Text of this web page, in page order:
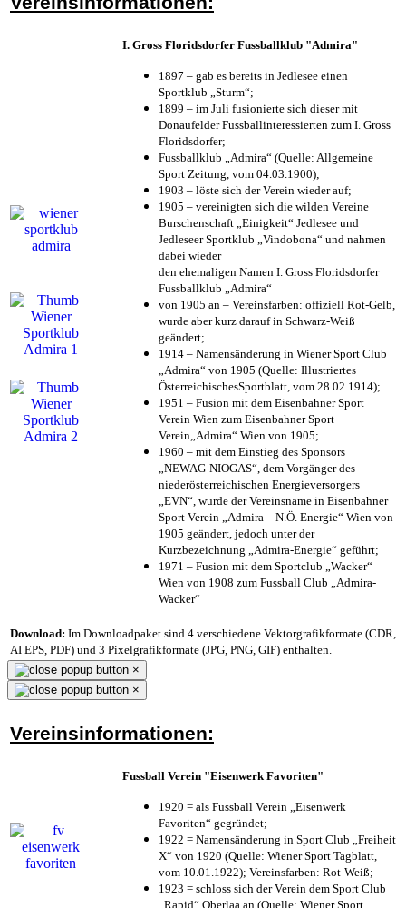
I. Gross Floridsdorfer Fussballklub "Admira"
1897 – gab es bereits in Jedlesee einen
Sportklub „Sturm“;
1899 – im Juli fusionierte sich dieser mit
Donaufelder Fussballinteressierten zum I. Gross
Floridsdorfer;
Fussballklub „Admira“ (Quelle: Allgemeine
Sport Zeitung, vom 04.03.1900);
1903 – löste sich der Verein wieder auf;
1905 – vereinigten sich die wilden Vereine
Burschenschaft „Einigkeit“ Jedlesee und
Jedleseer Sportklub „Vindobona“ und nahmen
dabei wieder
den ehemaligen Namen I. Gross Floridsdorfer
Fussballklub „Admira“
von 1905 an – Vereinsfarben: offiziell Rot-Gelb,
wurde aber kurz darauf in Schwarz-Weiß
geändert;
1914 – Namensänderung in Wiener Sport Club
„Admira“ von 1905 (Quelle: Illustriertes
ÖsterreichischesSportblatt, vom 28.02.1914);
1951 – Fusion mit dem Eisenbahner Sport
Verein Wien zum Eisenbahner Sport
Verein„Admira“ Wien von 1905;
1960 – mit dem Einstieg des Sponsors
„NEWAG-NIOGAS“, dem Vorgänger des
niederösterreichischen Energieversorgers
„EVN“, wurde der Vereinsname in Eisenbahner
Sport Verein „Admira – N.Ö. Energie“ Wien von
1905 geändert, jedoch unter der
Kurzbezeichnung „Admira-Energie“ geführt;
1971 – Fusion mit dem Sportclub „Wacker“
Wien von 1908 zum Fussball Club „Admira-
Wacker“
Download: Im Downloadpaket sind 4 verschiedene Vektorgrafikformate (CDR,
AI EPS, PDF) und 3 Pixelgrafikformate (JPG, PNG, GIF) enthalten.
×
×
Vereinsinformationen:
Fussball Verein "Eisenwerk Favoriten"
1920 = als Fussball Verein „Eisenwerk
Favoriten“ gegründet;
1922 = Namensänderung in Sport Club „Freiheit
X“ von 1920 (Quelle: Wiener Sport Tagblatt,
vom 10.01.1922); Vereinsfarben: Rot-Weiß;
1923 = schloss sich der Verein dem Sport Club
„Rapid“ Oberlaa an (Quelle: Wiener Sport